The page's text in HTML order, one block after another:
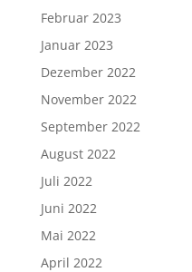
Februar 2023
Januar 2023
Dezember 2022
November 2022
September 2022
August 2022
Juli 2022
Juni 2022
Mai 2022
April 2022